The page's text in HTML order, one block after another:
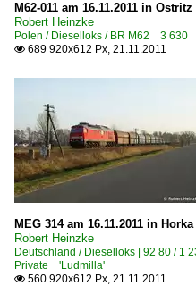
Depot Bratislava
Dampfloks
BR 464.0 'Usatá
BR 475.1 'Slechtična'
BR 477.0
BR 486.0 'Anton'
BR 556.0 'Stokr'
M62-011 am 16.11.2011 in Ostritz
Robert Heinzke
Polen / Dieselloks / BR M62 3
 689 920x612 Px, 21.11.2011
MEG 314 am 16.11.2011 in Horka
Robert Heinzke
Deutschland / Dieselloks | 92 80 /
Private 'Ludmilla'
 560 920x612 Px, 21.11.2011